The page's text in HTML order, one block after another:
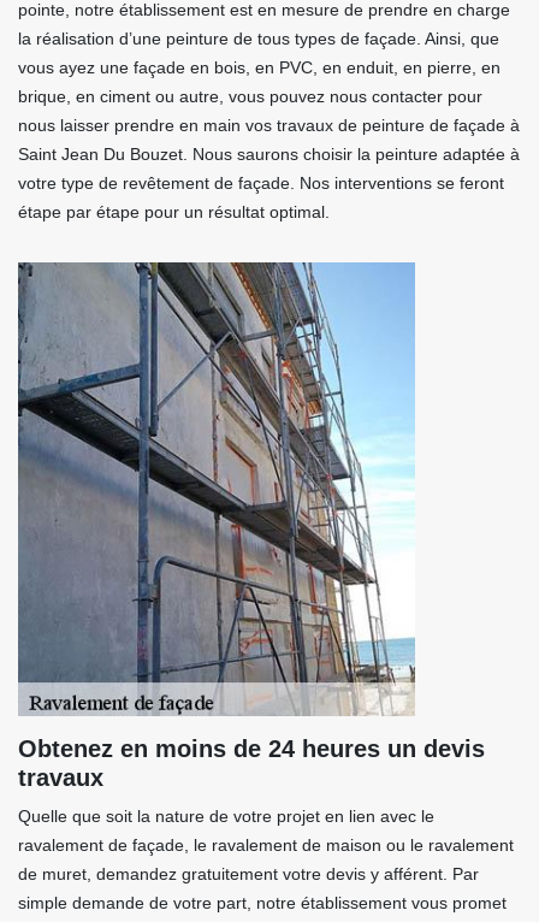
pointe, notre établissement est en mesure de prendre en charge
la réalisation d’une peinture de tous types de façade. Ainsi, que
vous ayez une façade en bois, en PVC, en enduit, en pierre, en
brique, en ciment ou autre, vous pouvez nous contacter pour
nous laisser prendre en main vos travaux de peinture de façade à
Saint Jean Du Bouzet. Nous saurons choisir la peinture adaptée à
votre type de revêtement de façade. Nos interventions se feront
étape par étape pour un résultat optimal.
Obtenez en moins de 24 heures un devis
travaux
Quelle que soit la nature de votre projet en lien avec le
ravalement de façade, le ravalement de maison ou le ravalement
de muret, demandez gratuitement votre devis y afférent. Par
simple demande de votre part, notre établissement vous promet